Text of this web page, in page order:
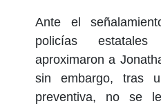
Ante el
policías
aproximaron a
sin embargo, tras
preventiva, no se